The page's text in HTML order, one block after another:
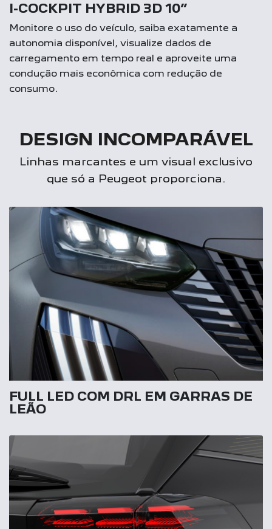
I-COCKPIT HYBRID 3D 10”
Monitore o uso do veículo, saiba exatamente a
autonomia disponível, visualize dados de
carregamento em tempo real e aproveite uma
condução mais econômica com redução de
consumo.
DESIGN INCOMPARÁVEL
Linhas marcantes e um visual exclusivo
que só a Peugeot proporciona.
FULL LED COM DRL EM GARRAS DE
LEÃO